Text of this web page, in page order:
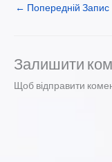
← Попередній Запис
Залишити
Щоб відправити